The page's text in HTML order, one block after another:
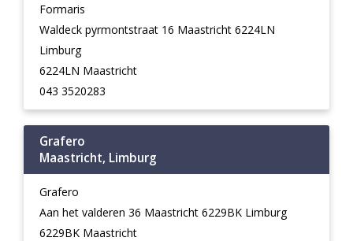
Formaris
Waldeck pyrmontstraat 16 Maastricht 6224LN
Limburg
6224LN Maastricht
043 3520283
Grafero
Maastricht, Limburg
Grafero
Aan het valderen 36 Maastricht 6229BK Limburg
6229BK Maastricht